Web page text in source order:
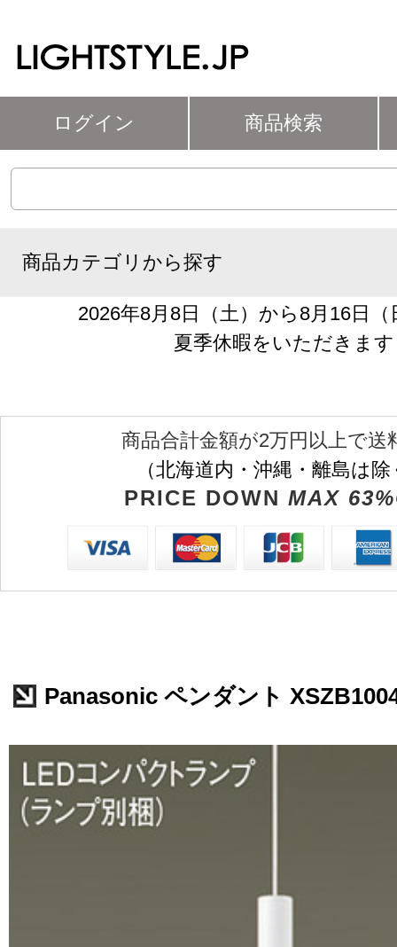
ログイン 商品検索
商品カテゴリから探す
2026年8月8日（土）から8月16日
夏季休暇をいただきます
商品合計金額が2万円以上で送
（北海道内・沖縄・離島は
PRICE DOWN MAX
Panasonic ペンダント